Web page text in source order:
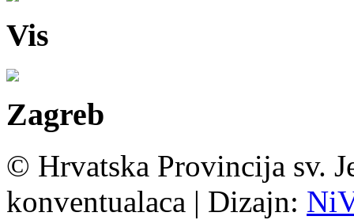
Vis
Zagreb
© Hrvatska Provincija sv.
konventualaca | Dizajn: